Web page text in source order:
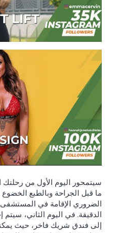
سيتمحور اليوم الأول من رحلتك
ما قبل الجراحة وبالطبع
الضروري الإقامة في المستشفى
الدقيقة. في اليوم الثاني،
إلى فندق شريك فاخر، حيث